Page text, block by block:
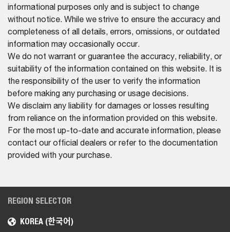
informational purposes only and is subject to change
without notice. While we strive to ensure the accuracy and
completeness of all details, errors, omissions, or outdated
information may occasionally occur.
We do not warrant or guarantee the accuracy, reliability, or
suitability of the information contained on this website. It is
the responsibility of the user to verify the information
before making any purchasing or usage decisions.
We disclaim any liability for damages or losses resulting
from reliance on the information provided on this website.
For the most up-to-date and accurate information, please
contact our official dealers or refer to the documentation
provided with your purchase.
REGION SELECTOR
KOREA (한국어)